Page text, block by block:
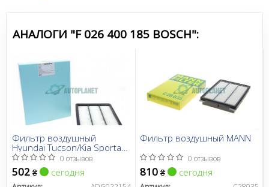
АНАЛОГИ "F 026 400 185 BOSCH":
Фильтр воздушный
Hyundai Tucson/Kia Sportage
1.6GDi/2.0 15-0 отзывов
502 ₴ сегодня
Фильтр воздушный MANN
0 отзывов
810 ₴ сегодня